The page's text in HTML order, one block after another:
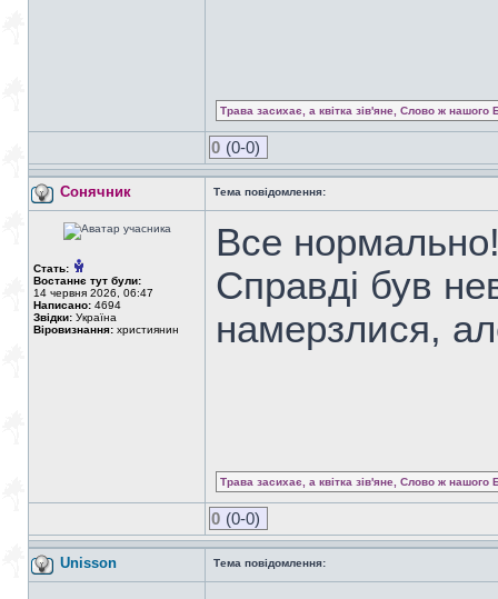
Трава засихає, а квітка зів'яне, Слово ж нашого
0 (0-0)
Сонячник Тема повідомлення:
Стать:
Востаннє тут були:
14 червня 2026, 06:47
Написано: 4694
Звідки: Україна
Віровизнання: християнин
Все
Справді був
намерзлися,
Трава засихає, а квітка зів'яне, Слово ж нашого
0 (0-0)
Unisson Тема повідомлення: